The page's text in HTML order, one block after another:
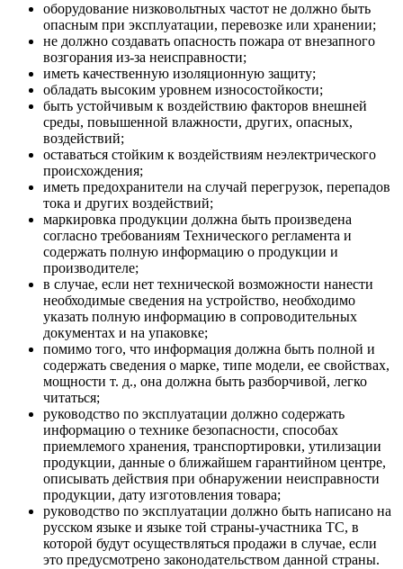
оборудование низковольтных частот не должно быть
опасным при эксплуатации, перевозке или хранении;
не должно создавать опасность пожара от внезапного
возгорания из-за неисправности;
иметь качественную изоляционную защиту;
обладать высоким уровнем износостойкости;
быть устойчивым к воздействию факторов внешней
среды, повышенной влажности, других, опасных,
воздействий;
оставаться стойким к воздействиям неэлектрического
происхождения;
иметь предохранители на случай перегрузок, перепадов
тока и других воздействий;
маркировка продукции должна быть произведена
согласно требованиям Технического регламента и
содержать полную информацию о продукции и
производителе;
в случае, если нет технической возможности нанести
необходимые сведения на устройство, необходимо
указать полную информацию в сопроводительных
документах и на упаковке;
помимо того, что информация должна быть полной и
содержать сведения о марке, типе модели, ее свойствах,
мощности т. д., она должна быть разборчивой, легко
читаться;
руководство по эксплуатации должно содержать
информацию о технике безопасности, способах
приемлемого хранения, транспортировки, утилизации
продукции, данные о ближайшем гарантийном центре,
описывать действия при обнаружении неисправности
продукции, дату изготовления товара;
руководство по эксплуатации должно быть написано на
русском языке и языке той страны-участника ТС, в
которой будут осуществляться продажи в случае, если
это предусмотрено законодательством данной страны.